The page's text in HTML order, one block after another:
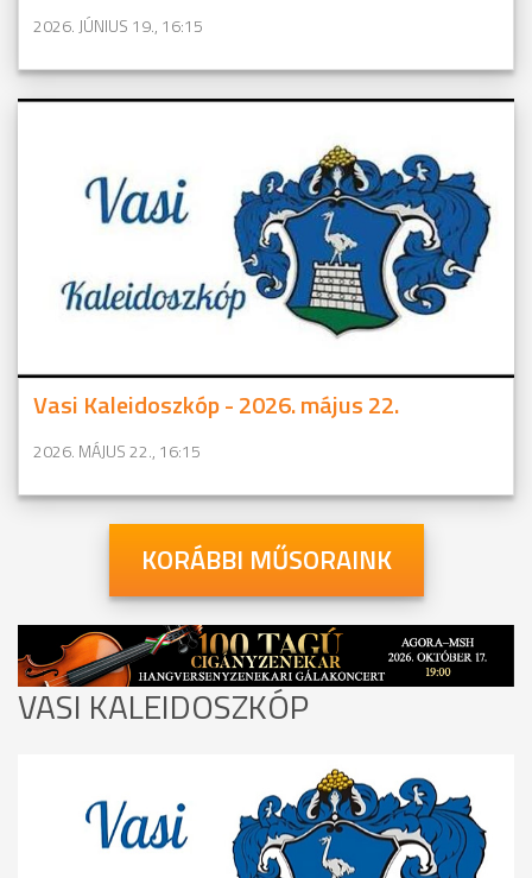
2026. JÚNIUS 19., 16:15
Vasi Kaleidoszkóp - 2026. május 22.
2026. MÁJUS 22., 16:15
KORÁBBI MŰSORAINK
VASI KALEIDOSZKÓP